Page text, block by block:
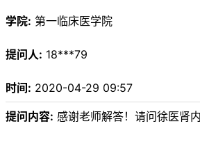
学院: 第一临床医学院
提问人: 18***79
时间: 2020-04-29 09:57
提问内容: 感谢老师解答！请问徐医肾